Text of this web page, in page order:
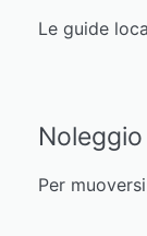
Le guide
Per